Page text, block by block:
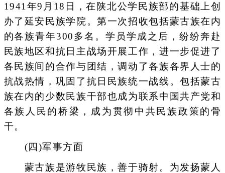
1941年9月18日，在陕北公学民族部的基础上创
办了延安民族学院。第一次招收包括蒙古族在内
的各族青年300多名。学员学成之后，纷纷奔赴
民族地区和抗日主战场开展工作，进一步促进了
各民族间的合作与团结，调动了各族各界人士的
抗战热情，巩固了抗日民族统一战线。包括蒙古
族在内的少数民族干部也成为联系中国共产党和
各族人民的桥梁，成为贯彻中共民族政策的骨
干。
(四)军事方面
蒙古族是游牧民族，善于骑射。为发扬蒙人